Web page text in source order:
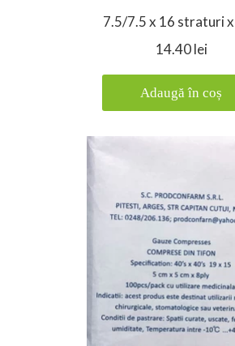
7.5/7.5 x 16 straturi
14.40 lei
Adaugă în coș